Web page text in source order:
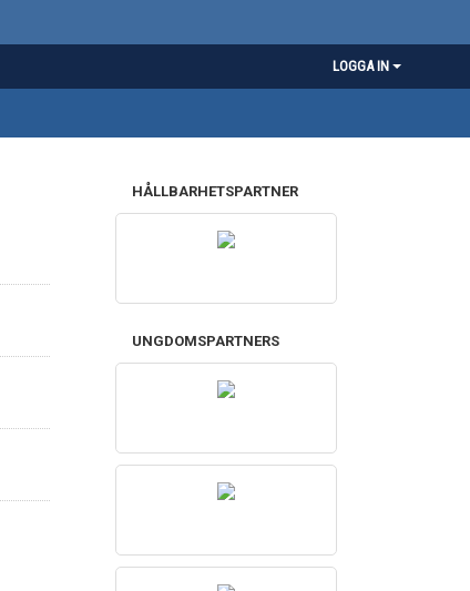
LOGGA IN
HÅLLBARHETSPARTNER
UNGDOMSPARTNERS